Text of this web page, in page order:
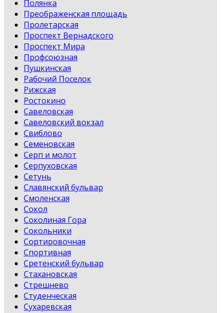
Полянка
Преображенская площадь
Пролетарская
Проспект Вернадского
Проспект Мира
Профсоюзная
Пушкинская
Рабочий Поселок
Рижская
Ростокино
Савеловская
Савеловский вокзал
Свиблово
Семеновская
Серп и молот
Серпуховская
Сетунь
Славянский бульвар
Смоленская
Сокол
Соколиная Гора
Сокольники
Сортировочная
Спортивная
Сретенский бульвар
Стахановская
Стрешнево
Студенческая
Сухаревская